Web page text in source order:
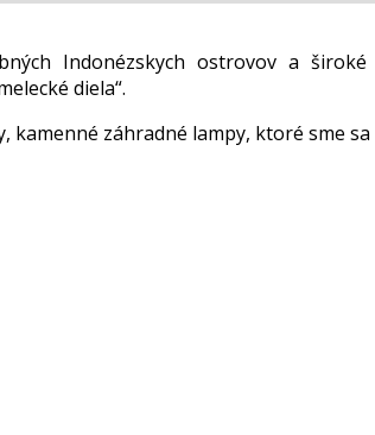
Indonézskych ostrovov a
diela“.
záhradné lampy, ktoré sme